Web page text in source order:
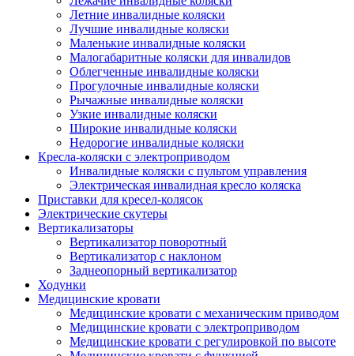
Летние инвалидные коляски
Лучшие инвалидные коляски
Маленькие инвалидные коляски
Малогабаритные коляски для инвалидов
Облегченные инвалидные коляски
Прогулочные инвалидные коляски
Рычажные инвалидные коляски
Узкие инвалидные коляски
Широкие инвалидные коляски
Недорогие инвалидные коляски
Кресла-коляски с электроприводом
Инвалидные коляски с пультом управления
Электрическая инвалидная кресло коляска
Приставки для кресел-колясок
Электрические скутеры
Вертикализаторы
Вертикализатор поворотный
Вертикализатор с наклоном
Заднеопорный вертикализатор
Ходунки
Медицинские кровати
Медицинские кровати с механическим приводом
Медицинские кровати с электроприводом
Медицинские кровати с регулировкой по высоте